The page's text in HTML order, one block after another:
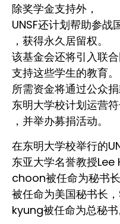
除奖学金支持外，
UNSF还计划帮助参战
，获得永久居留权。
该基金会还将引入联
支持这些学生的教育。
所需资金将通过公众
东明大学校计划运营
，并举办募捐活动。
在东明大学校举行的
东亚大学名誉教授Lee
choon被任命为秘书
被任命为美国秘书长
kyung被任命为总秘书